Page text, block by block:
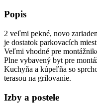
Popis
2 veľmi pekné, novo
je dostatok parkovacích
Veľmi vhodné pre
Plne vybavený byt pre
Kuchyňa a kúpeľňa so
terasou na grilovanie.
Izby a postele